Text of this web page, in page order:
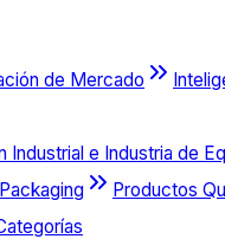
de Mercado
Industrial e Industria de
Packaging Productos